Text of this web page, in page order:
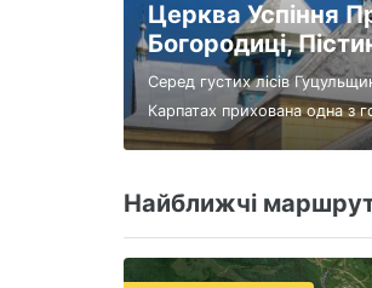
Церква Успіння
Богородиці,
Серед густих лісів
Карпатах прихована одна з
Найближчі